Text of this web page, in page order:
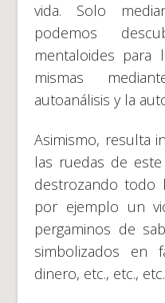
vida. Solo
podemos
mentaloides para
mismas
autoanálisis y la
Asimismo, resulta
las ruedas de
destrozando
por ejemplo un
pergaminos de
simbolizados
dinero, etc., etc., etc.